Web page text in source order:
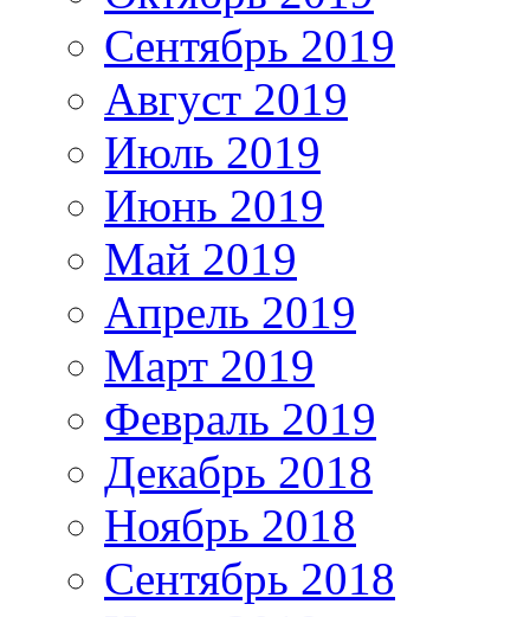
Сентябрь 2019
Август 2019
Июль 2019
Июнь 2019
Май 2019
Апрель 2019
Март 2019
Февраль 2019
Декабрь 2018
Ноябрь 2018
Сентябрь 2018